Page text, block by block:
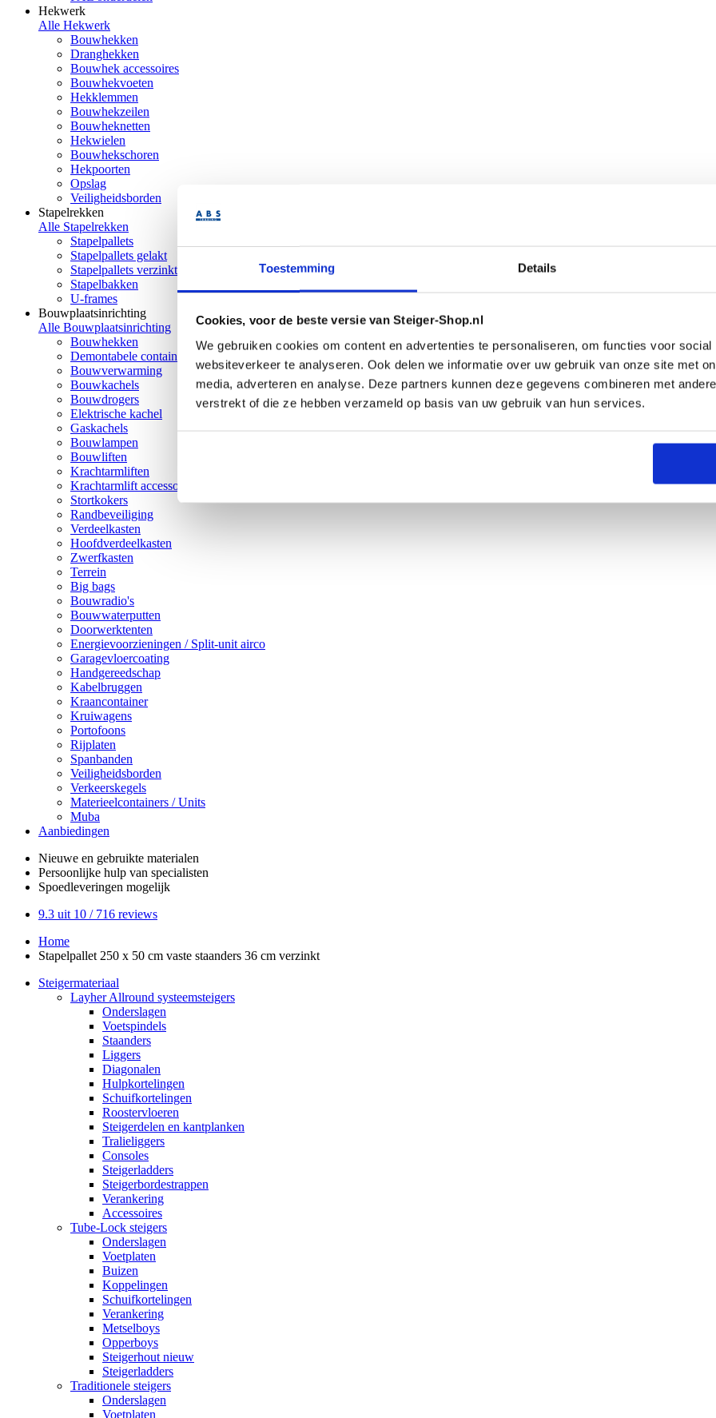
Toestemming Details
Cookies, voor de beste versie van Steiger-Shop.nl
We gebruiken cookies om content en advertenties te personaliseren, om functies voor
websiteverkeer te analyseren. Ook delen we informatie over uw gebruik van onze site met
media, adverteren en analyse. Deze partners kunnen deze gegevens combineren met
verstrekt of die ze hebben verzameld op basis van uw gebruik van hun services.
Hekwerk
Alle Hekwerk
Bouwhekken
Dranghekken
Bouwhek accessoires
Bouwhekvoeten
Hekklemmen
Bouwhekzeilen
Bouwheknetten
Hekwielen
Bouwhekschoren
Hekpoorten
Opslag
Veiligheidsborden
Stapelrekken
Alle Stapelrekken
Stapelpallets
Stapelpallets gelakt
Stapelpallets verzinkt
Stapelbakken
U-frames
Bouwplaatsinrichting
Alle Bouwplaatsinrichting
Bouwhekken
Demontabele containers
Bouwverwarming
Bouwkachels
Bouwdrogers
Elektrische kachel
Gaskachels
Bouwlampen
Bouwliften
Krachtarmliften
Krachtarmlift accessoires
Stortkokers
Randbeveiliging
Verdeelkasten
Hoofdverdeelkasten
Zwerfkasten
Terrein
Big bags
Bouwradio's
Bouwwaterputten
Doorwerktenten
Energievoorzieningen / Split-unit airco
Garagevloercoating
Handgereedschap
Kabelbruggen
Kraancontainer
Kruiwagens
Portofoons
Rijplaten
Spanbanden
Veiligheidsborden
Verkeerskegels
Materieelcontainers / Units
Muba
Aanbiedingen
Nieuwe en gebruikte materialen
Persoonlijke hulp van specialisten
Spoedleveringen mogelijk
9.3 uit 10 / 716 reviews
Home
Stapelpallet 250 x 50 cm vaste staanders 36 cm verzinkt
Steigermateriaal
Layher Allround systeemsteigers
Onderslagen
Voetspindels
Staanders
Liggers
Diagonalen
Hulpkortelingen
Schuifkortelingen
Roostervloeren
Steigerdelen en kantplanken
Tralieliggers
Consoles
Steigerladders
Steigerbordestrappen
Verankering
Accessoires
Tube-Lock steigers
Onderslagen
Voetplaten
Buizen
Koppelingen
Schuifkortelingen
Verankering
Metselboys
Opperboys
Steigerhout nieuw
Steigerladders
Traditionele steigers
Onderslagen
Voetplaten